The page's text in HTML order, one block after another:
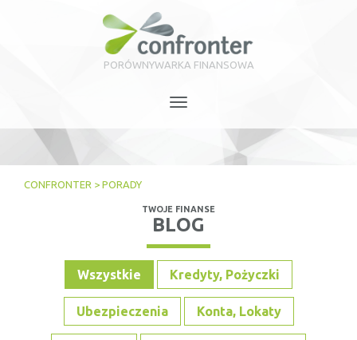
PORÓWNYWARKA FINANSOWA
navigation
CONFRONTER > PORADY
TWOJE FINANSE
BLOG
Wszystkie Kredyty, Pożyczki
Ubezpieczenia Konta, Lokaty